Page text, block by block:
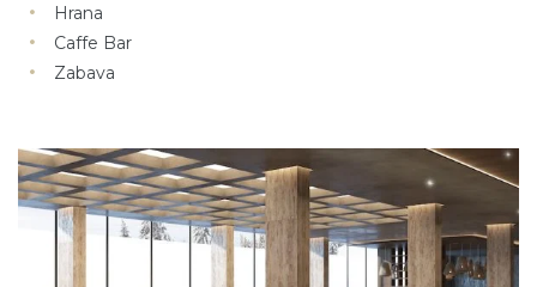
Hrana
Caffe Bar
Zabava